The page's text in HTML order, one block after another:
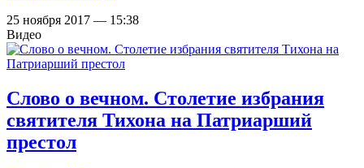
25 ноября 2017 — 15:38
Видео
Слово о вечном. Столетие избрания
святителя Тихона на Патриарший
престол